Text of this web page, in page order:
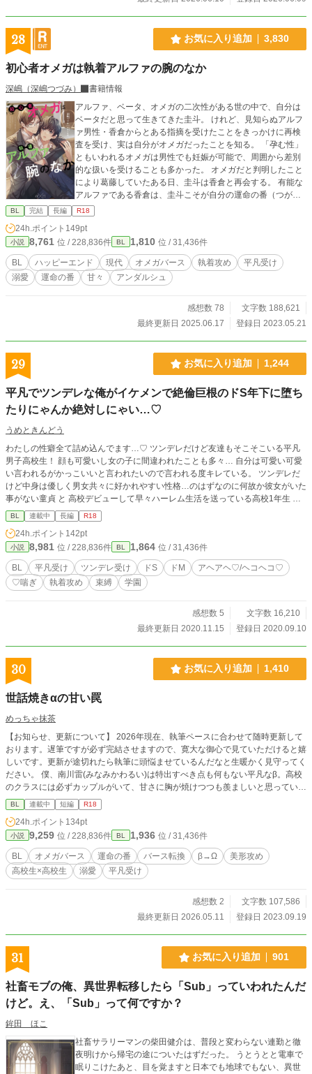
28 お気に入り追加 3,830
初心者オメガは執着アルファの腕のなか
深嶋（深嶋つづみ）
書籍情報
アルファ、ベータ、オメガの二次性がある世の中で、自分は
ベータだと思って生きてきた圭斗。 けれど、見知らぬアルフ
ァ男性・香倉からとある指摘を受けたことをきっかけに再検
査を受け、実は自分がオメガだったことを知る。 「孕む性」
ともいわれるオメガは男性でも妊娠が可能で、周囲から差別
的な扱いを受けることも多かった。 オメガだと判明したこと
により葛藤していたある日、圭斗は香倉と再会する。 有能な
アルファである香倉は、圭斗こそが自分の運命の番（つが
い）だと言い、圭斗を甘く、優しく支えてくれる。 けれどそ
の献身と優しさの裏には、あまりに深い欲望と執着が隠れて
いて―― オメガとして未成熟な大学生の圭斗と、圭斗を番に
したい社会人アルファの男が、ゆっくりと愛を深めていきま
す。 穏やかさに滲む執着愛。望まぬ幸運に恵まれた主人公
が、悩みながらも運命の出会いに向き合っていくお話です。
BL 完結 長編 R18
24h.ポイント 149pt
小説 8,761 位 / 228,836件 BL 1,810 位 / 31,436件
BL ハッピーエンド 現代 オメガバース 執着攻め
平凡受け
溺愛
運命の番 甘々 アンダルシュ
感想数 78
文字数 188,621
最終更新日 2025.06.17
登録日 2023.05.21
29 お気に入り追加 1,244
平凡でツンデレな俺がイケメンで絶倫巨根のドS年下に堕ち
たりにゃんか絶対しにゃい…♡
うめときんどう
わたしの性癖全て詰め込んでます…♡ ツンデレだけど友達もそこそこいる平凡
男子高校生！ 顔も可愛いし女の子に間違われたことも多々… 自分は可愛い可愛
い言われるがかっこいいと言われたいので言われる度キレている。 ツンデレだ
けど中身は優しく男女共々に好かれやすい性格…のはずなのに何故か彼女がいた
事がない童貞 と 高校デビューして早々ハーレム生活を送っている高校1年生 中
学生のころ何人もの女子に告白しまくられその度に付き合っているが1ヶ月も続
いたことがないらしい… だが高校に入ってから誰とも付き合ってないとか…？
束縛が激しくて性癖がエグい絶倫巨根!! の 2人のお話です♡ 小説は初めて書くの
でおかしい所が沢山あると思いますが、良ければ見てってください( .. ) 私の性癖
が沢山詰まっているのでストーリーになっているかは微妙なのですが、喘ぎ♡ア
ヘアヘ♡イキイキ♡の小説をお楽しみください/////
BL 連載中 長編 R18
24h.ポイント 142pt
小説 8,981 位 / 228,836件 BL 1,864 位 / 31,436件
BL 平凡受け ツンデレ受け ドS ドM
アヘアヘ♡/ヘコヘコ♡
♡喘ぎ
執着攻め 束縛 学園
感想数 5
文字数 16,210
最終更新日 2020.11.15
登録日 2020.09.10
30 お気に入り追加 1,410
世話焼きαの甘い罠
めっちゃ抹茶
【お知らせ、更新について】 2026年現在、執筆ペースに合わせて随時更新して
おります。遅筆ですが必ず完結させますので、寛大な御心で見ていただけると嬉
しいです。更新が途切れたら執筆に頭悩ませているんだなと生暖かく見守ってく
ださい。 僕、南川雷(みなみかわるい)は特出すべき点も何もない平凡なβ。高校
のクラスには必ずカップルがいて、甘さに胸が焼けつつも羨ましいと思ってい
た。恋がしたいと思っていたある日、面倒事を押し付けられて生徒会室に届け物
をすることに。なのに生徒会室の前で転んで、大量の書類をばら撒いてしまう。
それを見た美形生徒会長が手伝ってくれるのだが………気がつくと何故かお膝の
上に乗せられていて！？しかも美味しいケーキを人質にあ〜んまでさせられてし
まい………！？ 雷にだけ甘い世話焼きα×平凡だと思い込んでる小動物系美少年β
→Ω 恋をした少年がバース性に悩みながらも溺愛してくる攻めを受け入れるお
話。 書きたいものを詰め込んだだけ。休憩用に頭空っぽのまま書いてるのでお
BL 連載中 短編 R18
24h.ポイント 134pt
小説 9,259 位 / 228,836件 BL 1,936 位 / 31,436件
BL オメガバース 運命の番 バース転換 β→Ω
美形攻め
高校生×高校生
溺愛 平凡受け
感想数 2
文字数 107,586
最終更新日 2026.05.11
登録日 2023.09.19
31 お気に入り追加 901
社畜モブの俺、異世界転移したら「Sub」っていわれたんだ
けど。え、「Sub」って何ですか？
鉾田 ほこ
社畜サラリーマンの柴田健介は、普段と変わらない連勤と徹
夜明けから帰宅の途についたはずだった。 うとうとと電車で
眠りこけたあと、目を覚ますと日本でも地球でもない、異世